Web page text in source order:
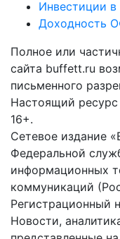
Инвестиции в
Доходность
Полное или
сайта buffett.ru
письменного
Настоящий
16+.
Сетевое издание
Федеральной
информационных
коммуникаций
Новости,